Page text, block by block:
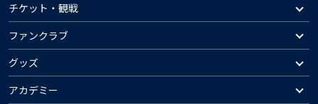
チケット・観戦
ファンクラブ
グッズ
アカデミー